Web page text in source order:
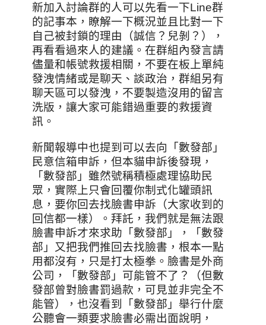
新加入討論群的人可以先看一下Line群
的記事本，瞭解一下概況並且比對一下
自己被封鎖的理由（誠信？兒剝？），
再看看過來人的建議。在群組內發言請
儘量和帳號救援相關，不要在板上單純
發洩情緒或是聊天、談政治，群組另有
聊天區可以發洩，不要製造沒用的留言
洗版，讓大家可能錯過重要的救援資
訊。
新聞報導中也提到可以去向「數發部」
民意信箱申訴，但本貓申訴後發現，
「數發部」雖然號稱積極處理協助民
眾，實際上只會回覆你制式化罐頭訊
息，要你回去找臉書申訴（大家收到的
回信都一樣）。拜託，我們就是無法跟
臉書申訴才來求助「數發部」，「數發
部」又把我們推回去找臉書，根本一點
用都沒有，只是打太極拳。臉書是外商
公司，「數發部」可能管不了？（但數
發部曾對臉書罰過款，可見並非完全不
能管），也沒看到「數發部」舉行什麼
公聽會一類要求臉書必需出面說明，